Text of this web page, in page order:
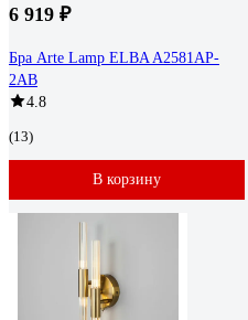
6 919 ₽
Бра Arte Lamp ELBA A2581AP-
2AB
4.8
(13)
В корзину